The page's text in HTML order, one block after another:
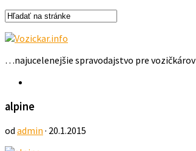
…najucelenejšie spravodajstvo pre vozičkárov
alpine
od admin · 20.1.2015